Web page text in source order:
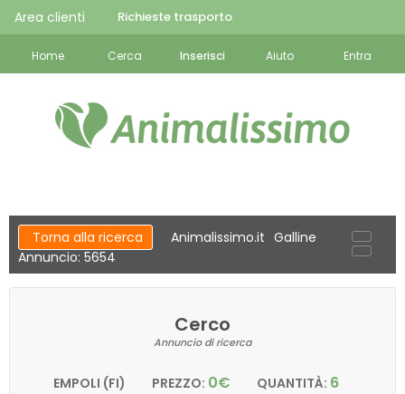
Area clienti Richieste trasporto
Home Cerca Inserisci Aiuto Entra
Torna alla ricerca Animalissimo.it Galline
Annuncio: 5654
Cerco
Annuncio di ricerca
EMPOLI (FI) PREZZO: 0€ QUANTITÀ: 6